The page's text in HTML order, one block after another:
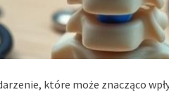
które może znacząco